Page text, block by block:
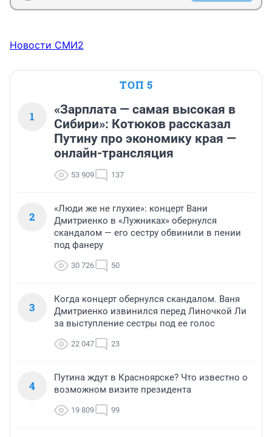
Новости СМИ2
ТОП 5
1
«Зарплата — самая высокая в
Сибири»: Котюков рассказал
Путину про экономику края —
онлайн-трансляция
53 909 137
2
«Люди же не глухие»: концерт Вани
Дмитриенко в «Лужниках» обернулся
скандалом — его сестру обвинили в пении
под фанеру
30 726 50
3
Когда концерт обернулся скандалом. Ваня
Дмитриенко извинился перед Линочкой Ли
за выступление сестры под ее голос
22 047 23
4
Путина ждут в Красноярске? Что известно о
возможном визите президента
19 809 99